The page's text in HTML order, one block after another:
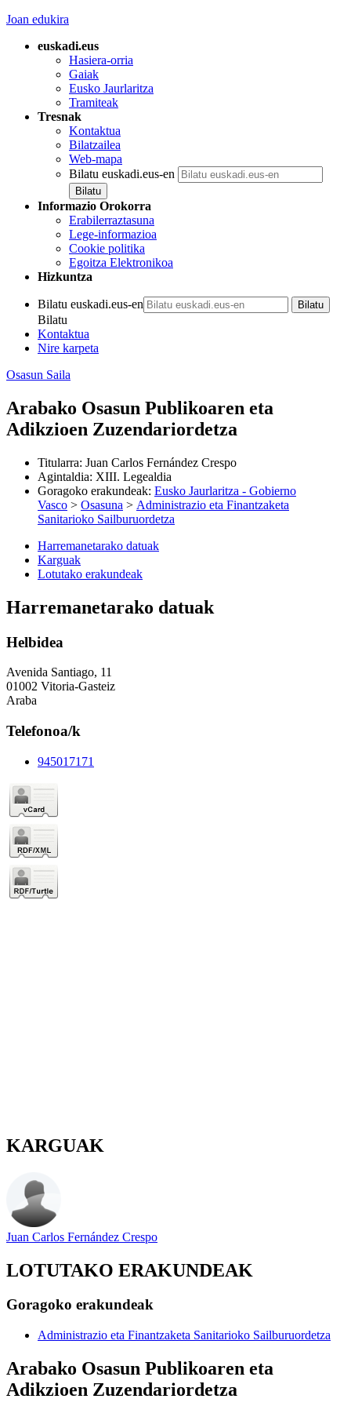
Joan edukira
euskadi.eus
Hasiera-orria
Gaiak
Eusko Jaurlaritza
Tramiteak
Tresnak
Kontaktua
Bilatzailea
Web-mapa
Bilatu euskadi.eus-en
Informazio Orokorra
Erabilerraztasuna
Lege-informazioa
Cookie politika
Egoitza Elektronikoa
Hizkuntza
Bilatu euskadi.eus-en
Bilatu
Kontaktua
Nire karpeta
Osasun Saila
Arabako Osasun Publikoaren eta
Adikzioen Zuzendariordetza
Titularra: Juan Carlos Fernández Crespo
Agintaldia: XIII. Legealdia
Goragoko erakundeak: Eusko Jaurlaritza - Gobierno
Vasco > Osasuna > Administrazio eta Finantzaketa
Sanitarioko Sailburuordetza
Harremanetarako datuak
Karguak
Lotutako erakundeak
Harremanetarako datuak
Helbidea
Avenida Santiago, 11
01002 Vitoria-Gasteiz
Araba
Telefonoa/k
945017171
KARGUAK
Juan Carlos Fernández Crespo
LOTUTAKO ERAKUNDEAK
Goragoko erakundeak
Administrazio eta Finantzaketa Sanitarioko Sailburuordetza
Arabako Osasun Publikoaren eta
Adikzioen Zuzendariordetza